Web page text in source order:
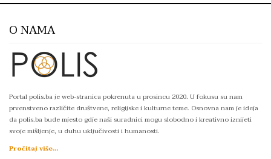
O NAMA
Portal polis.ba je web-stranica pokrenuta u prosincu 2020. U fokusu su nam
prvenstveno različite društvene, religijske i kulturne teme. Osnovna nam je ideja
da polis.ba bude mjesto gdje naši suradnici mogu slobodno i kreativno iznijeti
svoje mišljenje, u duhu uključivosti i humanosti.
Pročitaj više...